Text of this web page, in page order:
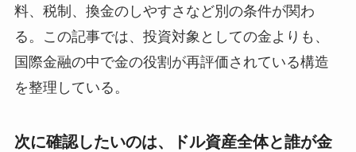
料、税制、換金のしやすさなど別の条件が関わ
る。この記事では、投資対象としての金よりも、
国際金融の中で金の役割が再評価されている構造
を整理している。
次に確認したいのは、ドル資産全体と誰が金